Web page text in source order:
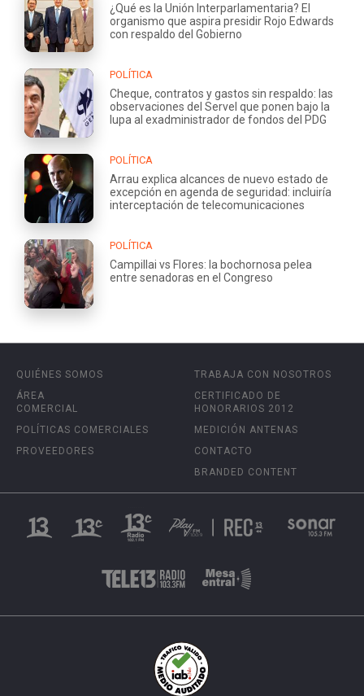
¿Qué es la Unión Interparlamentaria? El
organismo que aspira presidir Rojo Edwards
con respaldo del Gobierno
POLÍTICA
Cheque, contratos y gastos sin respaldo: las
observaciones del Servel que ponen bajo la
lupa al exadministrador de fondos del PDG
POLÍTICA
Arrau explica alcances de nuevo estado de
excepción en agenda de seguridad: incluiría
interceptación de telecomunicaciones
POLÍTICA
Campillai vs Flores: la bochornosa pelea
entre senadoras en el Congreso
QUIÉNES SOMOS
ÁREA
COMERCIAL
POLÍTICAS COMERCIALES
PROVEEDORES
TRABAJA CON NOSOTROS
CERTIFICADO DE
HONORARIOS 2012
MEDICIÓN ANTENAS
CONTACTO
BRANDED CONTENT